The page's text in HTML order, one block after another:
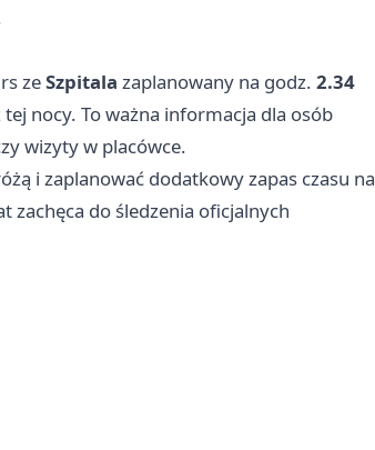
zeSzpitala zaplanowany na godz. 2.34
nocy. To ważna informacja dla osób
wizyty w placówce.
i zaplanować dodatkowy zapas czasu na
do śledzenia oficjalnych